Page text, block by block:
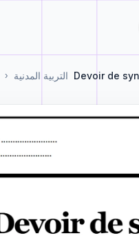
› التربية المدنية Devoir de